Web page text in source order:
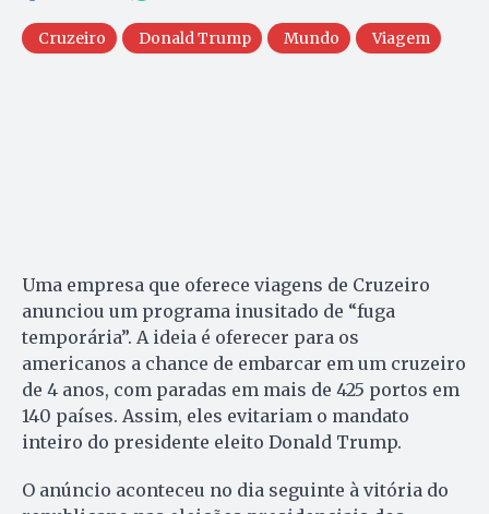
Cruzeiro Donald Trump Mundo Viagem
Uma empresa que oferece viagens de Cruzeiro
anunciou um programa inusitado de “fuga
temporária”. A ideia é oferecer para os
americanos a chance de embarcar em um cruzeiro
de 4 anos, com paradas em mais de 425 portos em
140 países. Assim, eles evitariam o mandato
inteiro do presidente eleito Donald Trump.
O anúncio aconteceu no dia seguinte à vitória do